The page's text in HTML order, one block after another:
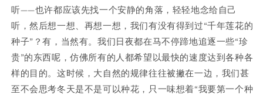
听——也许都应该先找一个安静的角落，轻轻地念给自己
听，然后想一想、再想一想，我们有没有得到过“千年莲花的
种子”？有，当然有。我们日夜都在马不停蹄地追逐一些“珍
贵”的东西呢，仿佛所有的人都希望以最快的速度达到各种各
样的目的。这时候，大自然的规律往往被撇在一边，我们甚
至不会思考冬天是不是可以种花，只一味想着“我要第一个种